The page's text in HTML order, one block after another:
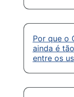
Por que o
ainda é
entre os